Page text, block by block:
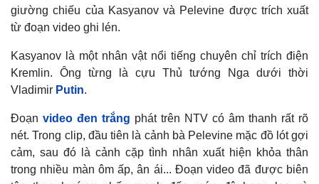
giường chiếu của Kasyanov và Pelevine được trích xuất
từ đoạn video ghi lén.
Kasyanov là một nhân vật nổi tiếng chuyên chỉ trích điện
Kremlin. Ông từng là cựu Thủ tướng Nga dưới thời
Vladimir Putin.
Đoạn video đen trắng phát trên NTV có âm thanh rất rõ
nét. Trong clip, đầu tiên là cảnh bà Pelevine mặc đồ lót gợi
cảm, sau đó là cảnh cặp tình nhân xuất hiện khỏa thân
trong nhiều màn ôm ấp, ân ái... Đoạn video đã được biên